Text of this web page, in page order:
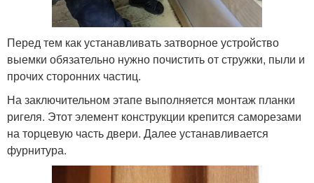
Перед тем как устанавливать затворное устройство
выемки обязательно нужно почистить от стружки, пыли и
прочих сторонних частиц.
На заключительном этапе выполняется монтаж планки
ригеля. Этот элемент конструкции крепится саморезами
на торцевую часть двери. Далее устанавливается
фурнитура.